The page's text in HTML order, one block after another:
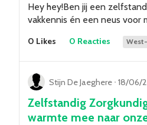
Hey hey!Ben jij een
vakkennis én een neus voor
0 Likes 0 Reacties
Stijn De Jaeghere ᐧ 18/06/
Zelfstandig
warmte mee naar